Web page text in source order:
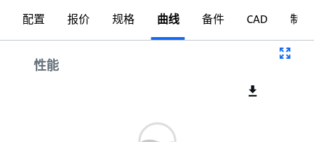
配置 报价 规格 曲线 备件 CAD 制图
性能